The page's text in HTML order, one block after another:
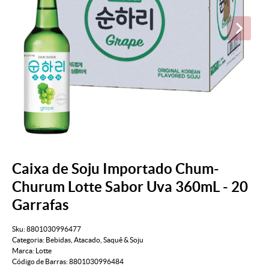
Caixa de Soju Importado Chum-
Churum Lotte Sabor Uva 360mL - 20
Garrafas
Sku:8801030996477
Categoria: Bebidas Atacado Saquê & Soju
Marca:
Lotte
Código de Barras:8801030996484